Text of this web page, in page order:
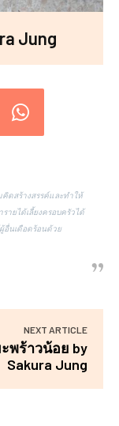
Jung
ดสร้างสรรค์และทำให้
ายได้เลี้ยงครอบครัวได้
อื่นเดือดร้อนด้วย
NEXT ARTICLE
พร้าวน้อย by
Sakura Jung